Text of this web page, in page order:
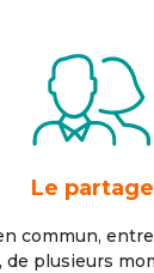
Le partage
commun,
de plusieurs